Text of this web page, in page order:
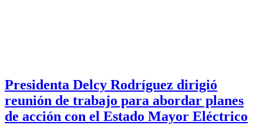
Presidenta Delcy Rodríguez dirigió
reunión de trabajo para abordar planes
de acción con el Estado Mayor Eléctrico